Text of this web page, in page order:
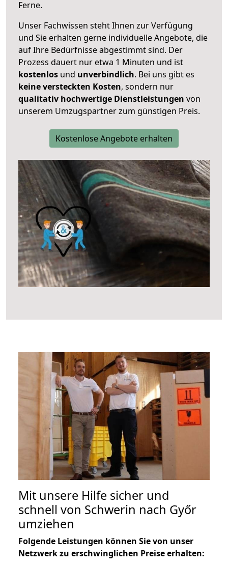
Ferne.
Unser Fachwissen steht Ihnen zur Verfügung
und Sie erhalten gerne individuelle Angebote, die
auf Ihre Bedürfnisse abgestimmt sind. Der
Prozess dauert nur etwa 1 Minuten und ist
kostenlos und unverbindlich. Bei uns gibt es
keine versteckten Kosten, sondern nur
qualitativ hochwertige Dienstleistungen von
unserem Umzugspartner zum günstigen Preis.
Kostenlose Angebote erhalten
Mit unsere Hilfe sicher und
schnell von Schwerin nach Győr
umziehen
Folgende Leistungen können Sie von unser
Netzwerk zu erschwinglichen Preise erhalten: